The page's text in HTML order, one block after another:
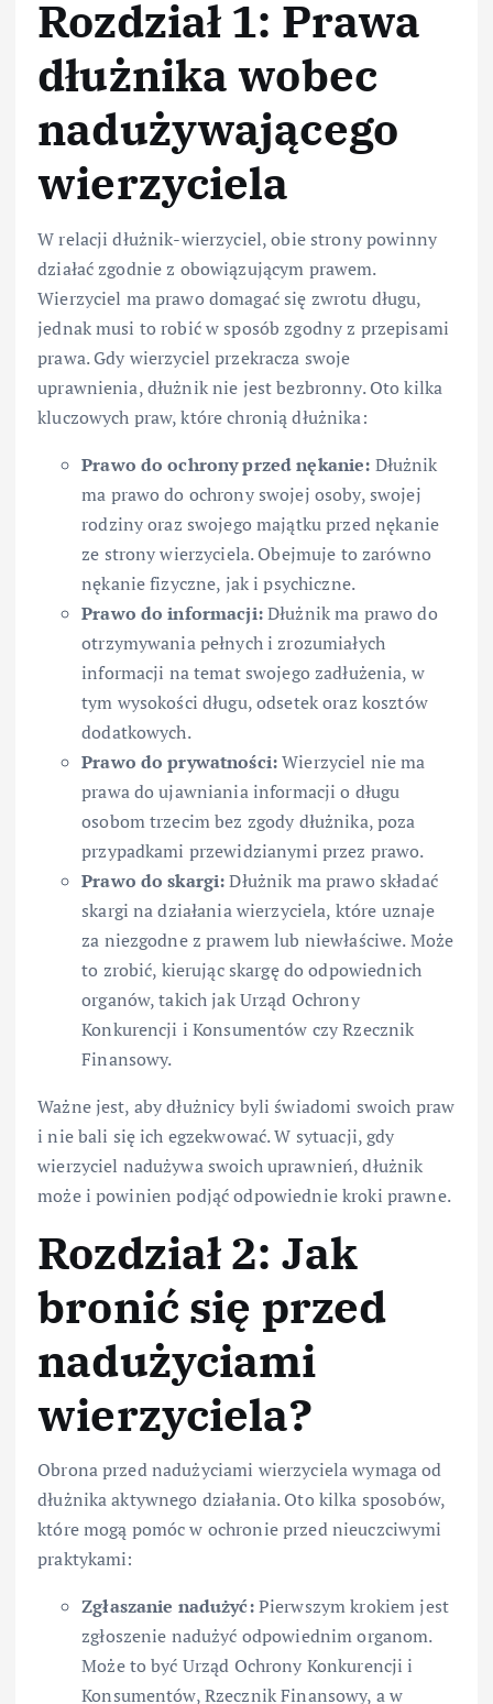
Rozdział 1: Prawa
dłużnika wobec
nadużywającego
wierzyciela
W relacji dłużnik-wierzyciel, obie strony powinny
działać zgodnie z obowiązującym prawem.
Wierzyciel ma prawo domagać się zwrotu długu,
jednak musi to robić w sposób zgodny z przepisami
prawa. Gdy wierzyciel przekracza swoje
uprawnienia, dłużnik nie jest bezbronny. Oto kilka
kluczowych praw, które chronią dłużnika:
Prawo do ochrony przed nękanie: Dłużnik
ma prawo do ochrony swojej osoby, swojej
rodziny oraz swojego majątku przed nękanie
ze strony wierzyciela. Obejmuje to zarówno
nękanie fizyczne, jak i psychiczne.
Prawo do informacji:Dłużnik ma prawo do
otrzymywania pełnych i zrozumiałych
informacji na temat swojego zadłużenia, w
tym wysokości długu, odsetek oraz kosztów
dodatkowych.
Prawo do prywatności:Wierzyciel nie ma
prawa do ujawniania informacji o długu
osobom trzecim bez zgody dłużnika, poza
przypadkami przewidzianymi przez prawo.
Prawo do skargi:Dłużnik ma prawo składać
skargi na działania wierzyciela, które uznaje
za niezgodne z prawem lub niewłaściwe. Może
to zrobić, kierując skargę do odpowiednich
organów, takich jak Urząd Ochrony
Konkurencji i Konsumentów czy Rzecznik
Finansowy.
Ważne jest, aby dłużnicy byli świadomi swoich praw
i nie bali się ich egzekwować. W sytuacji, gdy
wierzyciel nadużywa swoich uprawnień, dłużnik
może i powinien podjąć odpowiednie kroki prawne.
Rozdział 2: Jak
bronić się przed
nadużyciami
wierzyciela?
Obrona przed nadużyciami wierzyciela wymaga od
dłużnika aktywnego działania. Oto kilka sposobów,
które mogą pomóc w ochronie przed nieuczciwymi
praktykami:
Zgłaszanie nadużyć:Pierwszym krokiem jest
zgłoszenie nadużyć odpowiednim organom.
Może to być Urząd Ochrony Konkurencji i
Konsumentów, Rzecznik Finansowy, a w